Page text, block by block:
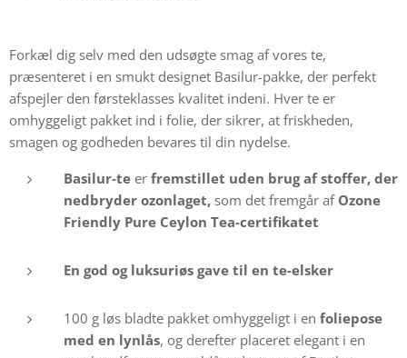
Forkæl dig selv med den udsøgte smag af vores te,
præsenteret i en smukt designet Basilur-pakke, der perfekt
afspejler den førsteklasses kvalitet indeni. Hver te er
omhyggeligt pakket ind i folie, der sikrer, at friskheden,
smagen og godheden bevares til din nydelse.
Basilur-te er fremstillet uden brug af stoffer, der
nedbryder ozonlaget, som det fremgår af Ozone
Friendly Pure Ceylon Tea-certifikatet
En god og luksuriøs gave til en te-elsker
100 g løs bladte pakket omhyggeligt i en foliepose
med en lynlås, og derefter placeret elegant i en